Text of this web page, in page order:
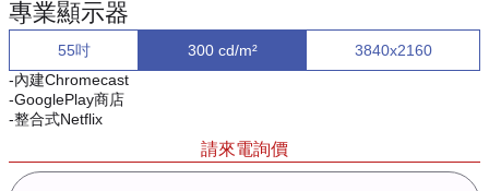
專業顯示器
55吋 300 cd/m²
3840x2160
-內建Chromecast
-GooglePlay商店
-整合式Netflix
請來電詢價